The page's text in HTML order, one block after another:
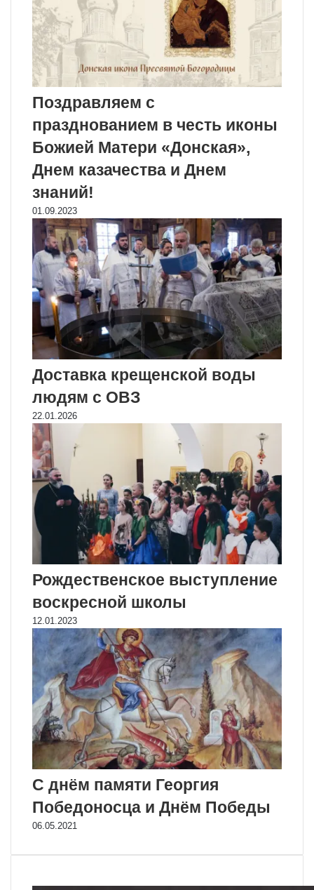
Поздравляем с
празднованием в честь иконы
Божией Матери «Донская»,
Днем казачества и Днем
знаний!
01.09.2023
Доставка крещенской воды
людям с ОВЗ
22.01.2026
Рождественское выступление
воскресной школы
12.01.2023
С днём памяти Георгия
Победоносца и Днём Победы
06.05.2021